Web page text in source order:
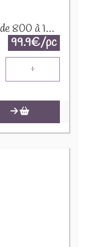
Améthyste - Mini Cut Base - Pièce de 800 à 1000 Gr 64059
99.9€/pc
+